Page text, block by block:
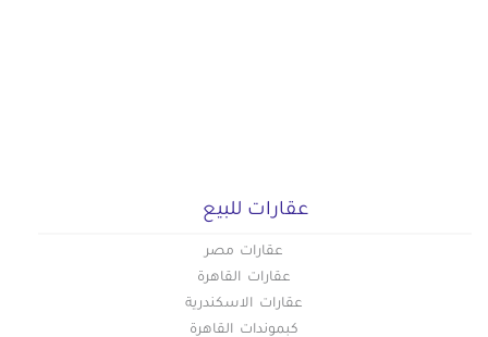
عقارات للبيع
عقارات مصر
عقارات القاهرة
عقارات الاسكندرية
كبموندات القاهرة